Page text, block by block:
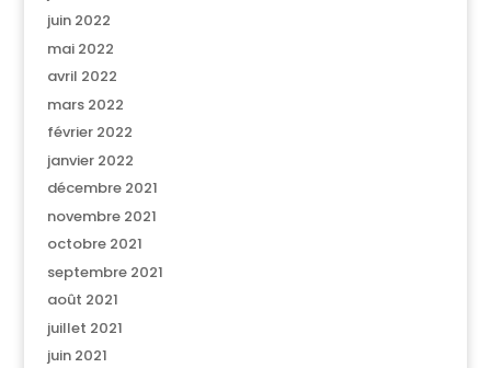
juin 2022
mai 2022
avril 2022
mars 2022
février 2022
janvier 2022
décembre 2021
novembre 2021
octobre 2021
septembre 2021
août 2021
juillet 2021
juin 2021